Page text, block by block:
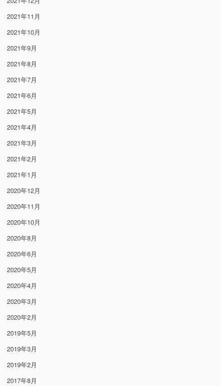
2021年11月
2021年10月
2021年9月
2021年8月
2021年7月
2021年6月
2021年5月
2021年4月
2021年3月
2021年2月
2021年1月
2020年12月
2020年11月
2020年10月
2020年8月
2020年6月
2020年5月
2020年4月
2020年3月
2020年2月
2019年5月
2019年3月
2019年2月
2017年8月